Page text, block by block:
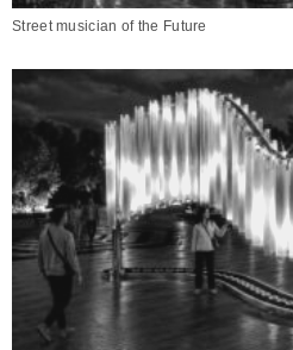
Street musician of the Future